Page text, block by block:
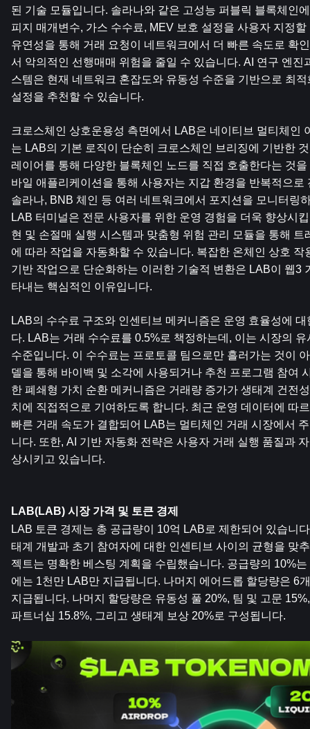
된 기술 모듈입니다. 솔라나와 같은 고성능 퍼블릭 블록체인
피지 매개변수, 가스 수수료, MEV 보호 설정을 사용자 지정
유연성을 통해 거래 요청이 네트워크에서 더 빠른 속도로 확
서 악의적인 선행매매 위험을 줄일 수 있습니다. AI 연구 엔진
스템은 현재 네트워크 혼잡도와 유동성 수준을 기반으로 최
설정을 추천할 수 있습니다.
크로스체인 상호운용성 측면에서 LAB은 네이티브 멀티체인
는 LAB의 기본 로직이 단순히 크로스체인 브리징에 기반한
레이어를 통해 다양한 블록체인 노드를 직접 호출한다는 것
바일 애플리케이션을 통해 사용자는 지갑 환경을 반복적으로
솔라나, BNB 체인 등 여러 네트워크에서 포지션을 모니터링
LAB 터미널은 전문 사용자를 위한 운영 경험을 더욱 향상시
현 및 손절매 실행 시스템과 맞춤형 위험 관리 모듈을 통해 트
에 따라 작업을 자동화할 수 있습니다. 복잡한 온체인 상호
기반 작업으로 단순화하는 이러한 기술적 변환은 LAB이 웹3
타내는 핵심적인 이유입니다.
LAB의 수수료 구조와 인센티브 메커니즘은 운영 효율성에
다. LAB는 거래 수수료를 0.5%로 책정하는데, 이는 시장의
수준입니다. 이 수수료는 프로토콜 팀으로만 흘러가는 것이
델을 통해 바이백 및 소각에 사용되거나 추천 프로그램 참여
한 폐쇄형 가치 순환 메커니즘은 거래량 증가가 생태계 건전
치에 직접적으로 기여하도록 합니다. 최근 운영 데이터에 따
빠른 거래 속도가 결합되어 LAB는 멀티체인 거래 시장에서
니다. 또한, AI 기반 자동화 전략은 사용자 거래 실행 품질과
상시키고 있습니다.
LAB(LAB) 시장 가격 및 토큰 경제
LAB 토큰 경제는 총 공급량이 10억 LAB로 제한되어 있습니
태계 개발과 초기 참여자에 대한 인센티브 사이의 균형을 맞
젝트는 명확한 베스팅 계획을 수립했습니다. 공급량의 10%
에는 1천만 LAB만 지급됩니다. 나머지 에어드롭 할당량은 6
지급됩니다. 나머지 할당량은 유동성 풀 20%, 팀 및 고문
파트너십 15.8%, 그리고 생태계 보상 20%로 구성됩니다.